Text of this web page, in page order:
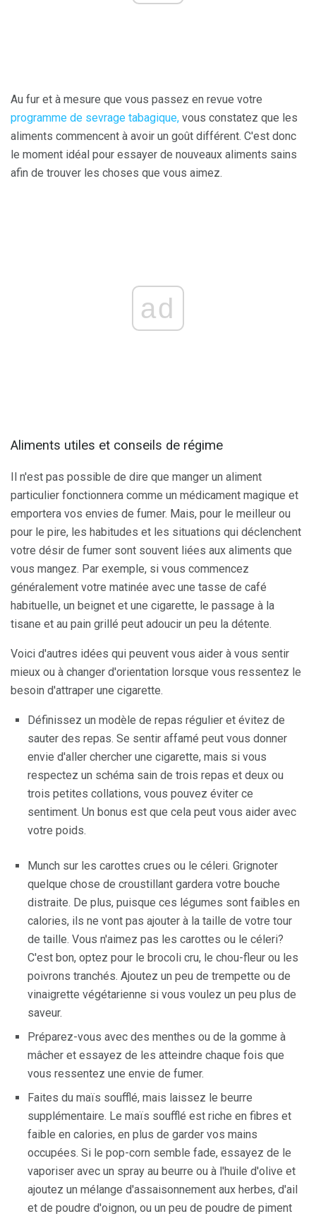
Au fur et à mesure que vous passez en revue votre
programme de sevrage tabagique, vous constatez que les
aliments commencent à avoir un goût différent. C'est donc
le moment idéal pour essayer de nouveaux aliments sains
afin de trouver les choses que vous aimez.
ad
Aliments utiles et conseils de régime
Il n'est pas possible de dire que manger un aliment
particulier fonctionnera comme un médicament magique et
emportera vos envies de fumer. Mais, pour le meilleur ou
pour le pire, les habitudes et les situations qui déclenchent
votre désir de fumer sont souvent liées aux aliments que
vous mangez. Par exemple, si vous commencez
généralement votre matinée avec une tasse de café
habituelle, un beignet et une cigarette, le passage à la
tisane et au pain grillé peut adoucir un peu la détente.
Voici d'autres idées qui peuvent vous aider à vous sentir
mieux ou à changer d'orientation lorsque vous ressentez le
besoin d'attraper une cigarette.
Définissez un modèle de repas régulier et évitez de
sauter des repas. Se sentir affamé peut vous donner
envie d'aller chercher une cigarette, mais si vous
respectez un schéma sain de trois repas et deux ou
trois petites collations, vous pouvez éviter ce
sentiment. Un bonus est que cela peut vous aider avec
votre poids.
Munch sur les carottes crues ou le céleri. Grignoter
quelque chose de croustillant gardera votre bouche
distraite. De plus, puisque ces légumes sont faibles en
calories, ils ne vont pas ajouter à la taille de votre tour
de taille. Vous n'aimez pas les carottes ou le céleri?
C'est bon, optez pour le brocoli cru, le chou-fleur ou les
poivrons tranchés. Ajoutez un peu de trempette ou de
vinaigrette végétarienne si vous voulez un peu plus de
saveur.
Préparez-vous avec des menthes ou de la gomme à
mâcher et essayez de les atteindre chaque fois que
vous ressentez une envie de fumer.
Faites du maïs soufflé, mais laissez le beurre
supplémentaire. Le maïs soufflé est riche en fibres et
faible en calories, en plus de garder vos mains
occupées. Si le pop-corn semble fade, essayez de le
vaporiser avec un spray au beurre ou à l'huile d'olive et
ajoutez un mélange d'assaisonnement aux herbes, d'ail
et de poudre d'oignon, ou un peu de poudre de piment